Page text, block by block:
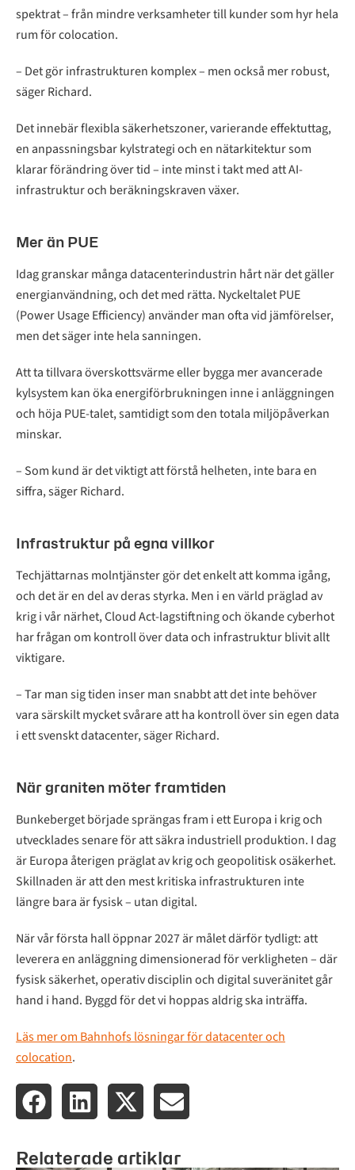
spektrat – från mindre verksamheter till kunder som hyr hela
rum för colocation.
– Det gör infrastrukturen komplex – men också mer robust,
säger Richard.
Det innebär flexibla säkerhetszoner, varierande effektuttag,
en anpassningsbar kylstrategi och en nätarkitektur som
klarar förändring över tid – inte minst i takt med att AI-
infrastruktur och beräkningskraven växer.
Mer än PUE
Idag granskar många datacenterindustrin hårt när det gäller
energianvändning, och det med rätta. Nyckeltalet PUE
(Power Usage Efficiency) använder man ofta vid jämförelser,
men det säger inte hela sanningen.
Att ta tillvara överskottsvärme eller bygga mer avancerade
kylsystem kan öka energiförbrukningen inne i anläggningen
och höja PUE-talet, samtidigt som den totala miljöpåverkan
minskar.
– Som kund är det viktigt att förstå helheten, inte bara en
siffra, säger Richard.
Infrastruktur på egna villkor
Techjättarnas molntjänster gör det enkelt att komma igång,
och det är en del av deras styrka. Men i en värld präglad av
krig i vår närhet, Cloud Act-lagstiftning och ökande cyberhot
har frågan om kontroll över data och infrastruktur blivit allt
viktigare.
– Tar man sig tiden inser man snabbt att det inte behöver
vara särskilt mycket svårare att ha kontroll över sin egen data
i ett svenskt datacenter, säger Richard.
När graniten möter framtiden
Bunkeberget började sprängas fram i ett Europa i krig och
utvecklades senare för att säkra industriell produktion. I dag
är Europa återigen präglat av krig och geopolitisk osäkerhet.
Skillnaden är att den mest kritiska infrastrukturen inte
längre bara är fysisk – utan digital.
När vår första hall öppnar 2027 är målet därför tydligt: att
leverera en anläggning dimensionerad för verkligheten – där
fysisk säkerhet, operativ disciplin och digital suveränitet går
hand i hand. Byggd för det vi hoppas aldrig ska inträffa.
Läs mer om Bahnhofs lösningar för datacenter och
colocation.
Relaterade artiklar